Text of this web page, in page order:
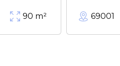
90 m² 69001